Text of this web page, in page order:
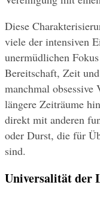
Diese
viele der intensiven
unermüdlichen
Bereitschaft, Zeit
manchmal obsessive
längere Zeiträume
direkt mit anderen
oder Durst, die für
sind.
Universalität der